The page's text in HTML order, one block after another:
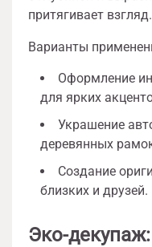
притягивает взгляд.
Варианты
Оформление
для ярких
Украшение
деревянных
Создание
близких и друзей.
Эко-